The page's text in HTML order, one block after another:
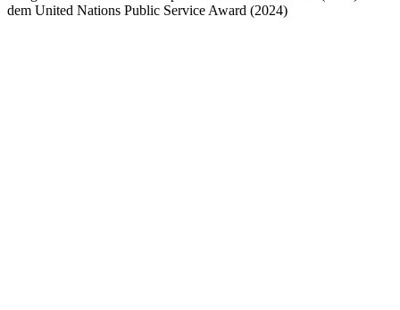
dem United Nations Public Service Award (2024)